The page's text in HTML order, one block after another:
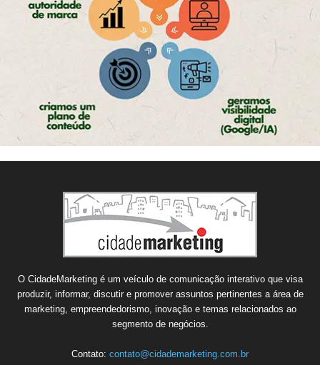
O CidadeMarketing é um veículo de comunicação interativo que visa
produzir, informar, discutir e promover assuntos pertinentes a área de
marketing, empreendedorismo, inovação e temas relacionados ao
segmento de negócios.
Contato: contato@cidademarketing.com.br